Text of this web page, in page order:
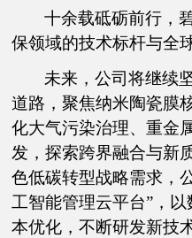
十余载砥砺前行，
保领域的技术标杆与全
未来，公司将继续
道路，聚焦纳米陶瓷膜
化大气污染治理、重金
发，探索跨界融合与新
色低碳转型战略需求，
工智能管理云平台”，
本优化，不断研发新技